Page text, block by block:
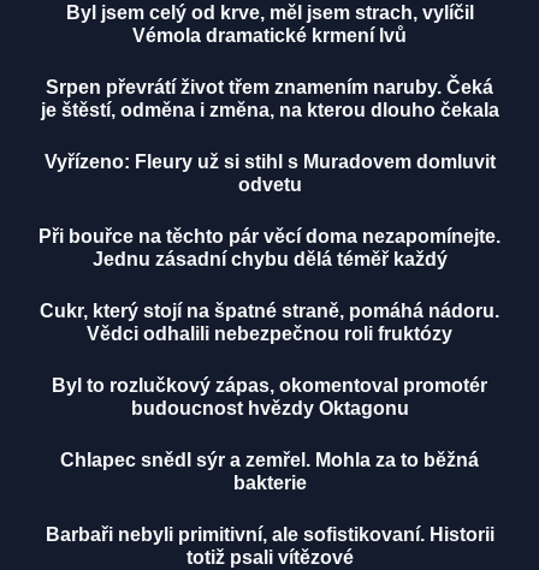
Byl jsem celý od krve, měl jsem strach, vylíčil
Vémola dramatické krmení lvů
Srpen převrátí život třem znamením naruby. Čeká
je štěstí, odměna i změna, na kterou dlouho čekala
Vyřízeno: Fleury už si stihl s Muradovem domluvit
odvetu
Při bouřce na těchto pár věcí doma nezapomínejte.
Jednu zásadní chybu dělá téměř každý
Cukr, který stojí na špatné straně, pomáhá nádoru.
Vědci odhalili nebezpečnou roli fruktózy
Byl to rozlučkový zápas, okomentoval promotér
budoucnost hvězdy Oktagonu
Chlapec snědl sýr a zemřel. Mohla za to běžná
bakterie
Barbaři nebyli primitivní, ale sofistikovaní. Historii
totiž psali vítězové